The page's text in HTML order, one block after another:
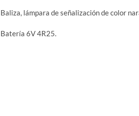
Baliza, lámpara de señalización de color
Batería 6V 4R25.